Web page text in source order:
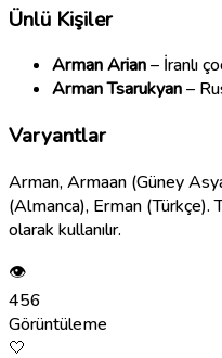
Ünlü Kişiler
Arman Arian– İranlı
Arman Tsarukyan–
Varyantlar
Arman, Armaan (Güney
(Almanca), Erman (Türkçe).
olarak kullanılır.
👁
456
Görüntüleme
🤍